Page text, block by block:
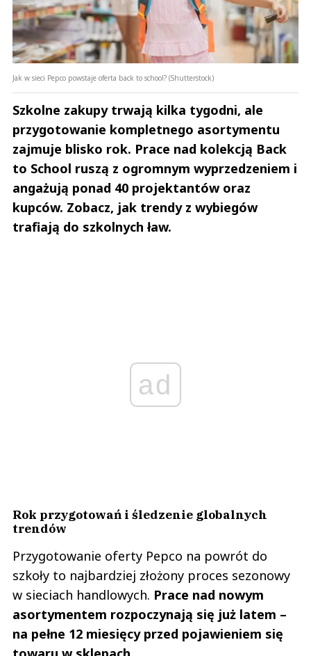
Jak w sieci Pepco powstaje oferta back to school? (Shutterstock)
Szkolne zakupy trwają kilka tygodni, ale
przygotowanie kompletnego asortymentu
zajmuje blisko rok. Prace nad kolekcją Back
to School ruszą z ogromnym wyprzedzeniem i
angażują ponad 40 projektantów oraz
kupców. Zobacz, jak trendy z wybiegów
trafiają do szkolnych ław.
ad
Rok przygotowań i śledzenie globalnych
trendów
Przygotowanie oferty Pepco na powrót do
szkoły to najbardziej złożony proces sezonowy
w sieciach handlowych. Prace nad nowym
asortymentem rozpoczynają się już latem –
na pełne 12 miesięcy przed pojawieniem się